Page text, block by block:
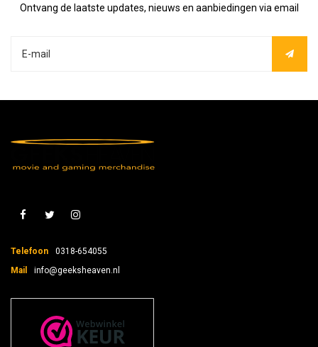
Ontvang de laatste updates, nieuws en aanbiedingen via email
Telefoon
0318-654055
Mail
info@geeksheaven.nl